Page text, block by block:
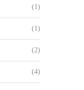
(1)
(1)
(2)
(4)